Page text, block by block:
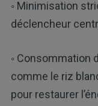
◦ Minimisation
déclencheur
◦ Consommation
comme le riz
pour restaurer